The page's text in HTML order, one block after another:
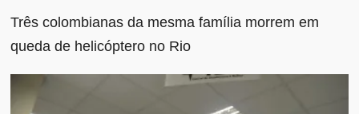
Três colombianas da mesma família morrem em
queda de helicóptero no Rio